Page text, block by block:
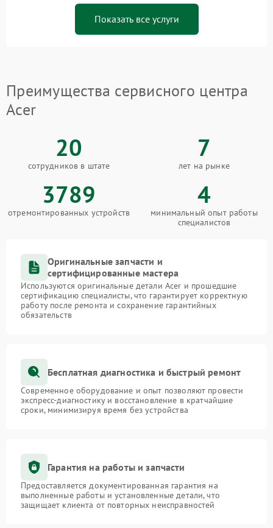
Показать все услуги
Преимущества сервисного центра
Acer
20
сотрудников в штате
7
лет на рынке
3789
отремонтированных устройств
4
минимальный опыт работы
специалистов
Оригинальные запчасти и
сертифицированные мастера
Используются оригинальные детали Acer и прошедшие
сертификацию специалисты, что гарантирует корректную
работу после ремонта и сохранение гарантийных
обязательств
Бесплатная диагностика и быстрый ремонт
Современное оборудование и опыт позволяют провести
экспресс-диагностику и восстановление в кратчайшие
сроки, минимизируя время без устройства
Гарантия на работы и запчасти
Предоставляется документированная гарантия на
выполненные работы и установленные детали, что
защищает клиента от повторных неисправностей